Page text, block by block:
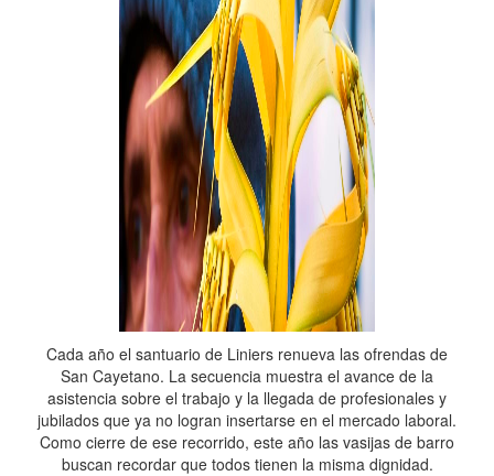
Cada año el santuario de Liniers renueva las ofrendas de
San Cayetano. La secuencia muestra el avance de la
asistencia sobre el trabajo y la llegada de profesionales y
jubilados que ya no logran insertarse en el mercado laboral.
Como cierre de ese recorrido, este año las vasijas de barro
buscan recordar que todos tienen la misma dignidad.